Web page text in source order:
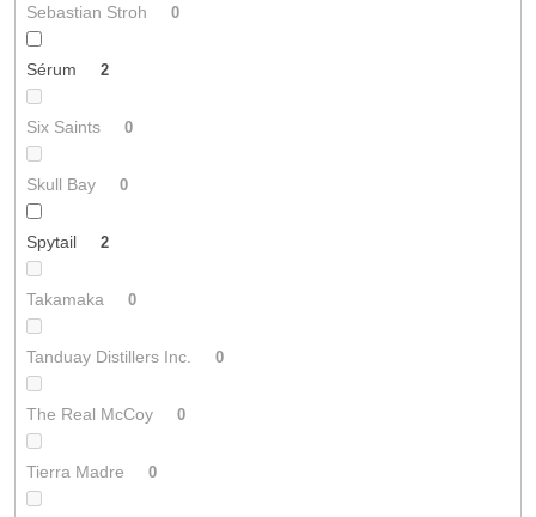
Sebastian Stroh 0
Sérum 2
Six Saints 0
Skull Bay 0
Spytail 2
Takamaka 0
Tanduay Distillers Inc. 0
The Real McCoy 0
Tierra Madre 0